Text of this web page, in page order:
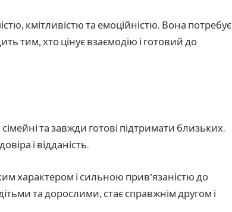
кмітливістю та емоційністю. Вона потребує
тим, хто цінує взаємодію і готовий до
та завжди готові підтримати близьких.
і відданість.
характером і сильною прив’язаністю до
та дорослими, стає справжнім другом і